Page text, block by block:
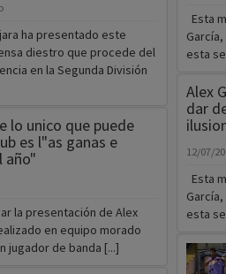
ha presentado este
diestro que procede del
en la Segunda División
lo unico que puede
es l"as ganas e
año"
la presentación de Alex
en equipo morado
jugador de banda [...]
Esta
esta
Alex
dar
12/07/
Esta
esta